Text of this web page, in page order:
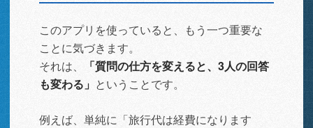
このアプリを使っていると、もう一つ重要な
ことに気づきます。
それは、
「質問の仕方を変えると、3人の回答
も変わる」 ということです。
例えば、単純に「旅行代は経費になります